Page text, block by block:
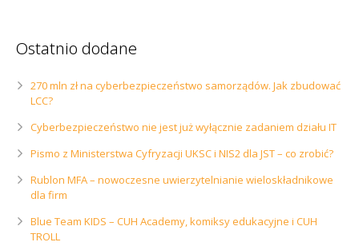
Ostatnio dodane
270 mln zł na cyberbezpieczeństwo samorządów. Jak zbudować
LCC?
Cyberbezpieczeństwo nie jest już wyłącznie zadaniem działu IT
Pismo z Ministerstwa Cyfryzacji UKSC i NIS2 dla JST – co zrobić?
Rublon MFA – nowoczesne uwierzytelnianie wieloskładnikowe
dla firm
Blue Team KIDS – CUH Academy, komiksy edukacyjne i CUH
TROLL